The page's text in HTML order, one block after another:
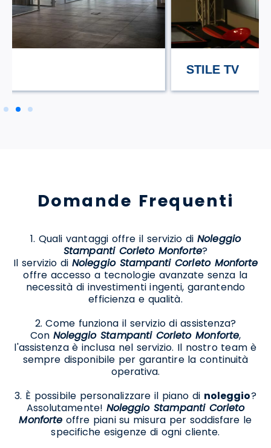
Domande Frequenti
1. Quali vantaggi offre il servizio diNoleggio
Stampanti Corleto Monforte?
Il servizio di Noleggio Stampanti Corleto Monforte
offre accesso a tecnologie avanzate senza la
necessità di investimenti ingenti, garantendo
efficienza e qualità.
2. Come funziona il servizio di assistenza?
Con Noleggio Stampanti Corleto Monforte,
l'assistenza è inclusa nel servizio. Il nostro team è
sempre disponibile per garantire la continuità
operativa.
3. È possibile personalizzare il piano di noleggio?
Assolutamente! Noleggio Stampanti Corleto
Monforte offre piani su misura per soddisfare le
specifiche esigenze di ogni cliente.